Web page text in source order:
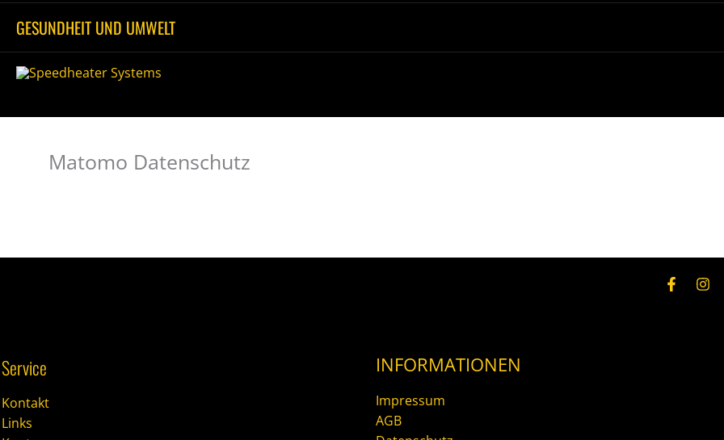
GESUNDHEIT UND UMWELT
Matomo Datenschutz
Service
Kontakt
Links
INFORMATIONEN
Impressum
AGB